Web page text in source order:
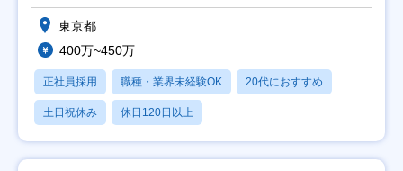
東京都
400万~450万
正社員採用 職種・業界未経験OK 20代におすすめ
土日祝休み 休日120日以上